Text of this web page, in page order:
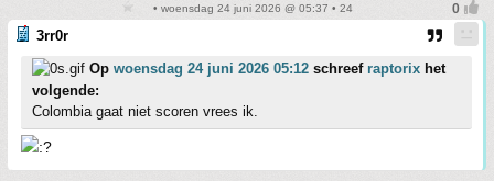
• woensdag 24 juni 2026 @ 05:37 • 24
3rr0r
Op woensdag 24 juni 2026 05:12 schreef raptorix het
volgende:
Colombia gaat niet scoren vrees ik.